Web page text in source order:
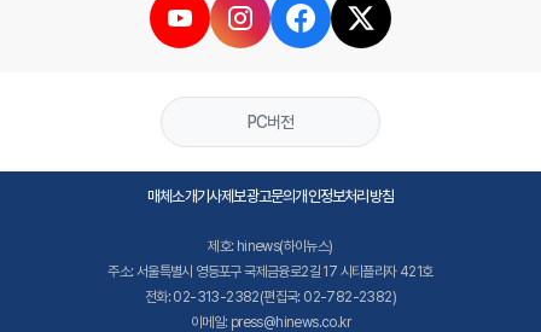
PC버전
매체소개기사제보광고문의개인정보처리방침
제호: hinews(하이뉴스)
주소: 서울특별시 영등포구 국제금융로2길 17 시티플라자 421호
전화: 02-313-2382(편집국: 02-782-2382)
이메일: press@hinews.co.kr